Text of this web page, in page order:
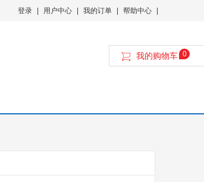
登录 用户中心 我的订单 帮助中心
0
我的购物车